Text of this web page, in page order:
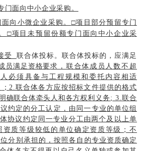
门面向中小企业采购。
向小微企业采购。 □项目部分预留专门
□项目未预留份额专门面向中小企业采
受
联合体投标。联合体投标的，应满足
员满足资格要求，联合体成员人数不超
必须具备与工程规模和委托内容相适
； 2.联合体各方应按招标文件提供的格式
确联合体牵头人和各方权利义务 ; 3.联合
约定的分工认定， 由同一专业的单位组
协议约定同一专业分工由两个及以上单
资质等级较低 的单位确定资质等级；不
分别承担的，按照各自的专业资质确定